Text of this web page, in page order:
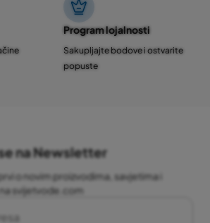
Program lojalnosti
Sakupljajte bodove i ostvarite
popuste
na Newsletter
o novim proizvodima, savjetima i
svijetvode.com